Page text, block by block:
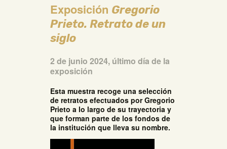
Exposición Gregorio
Prieto. Retrato de un
siglo
2 de junio 2024, último día de la
exposición
Esta muestra recoge una selección
de retratos efectuados por Gregorio
Prieto a lo largo de su trayectoria y
que forman parte de los fondos de
la institución que lleva su nombre.